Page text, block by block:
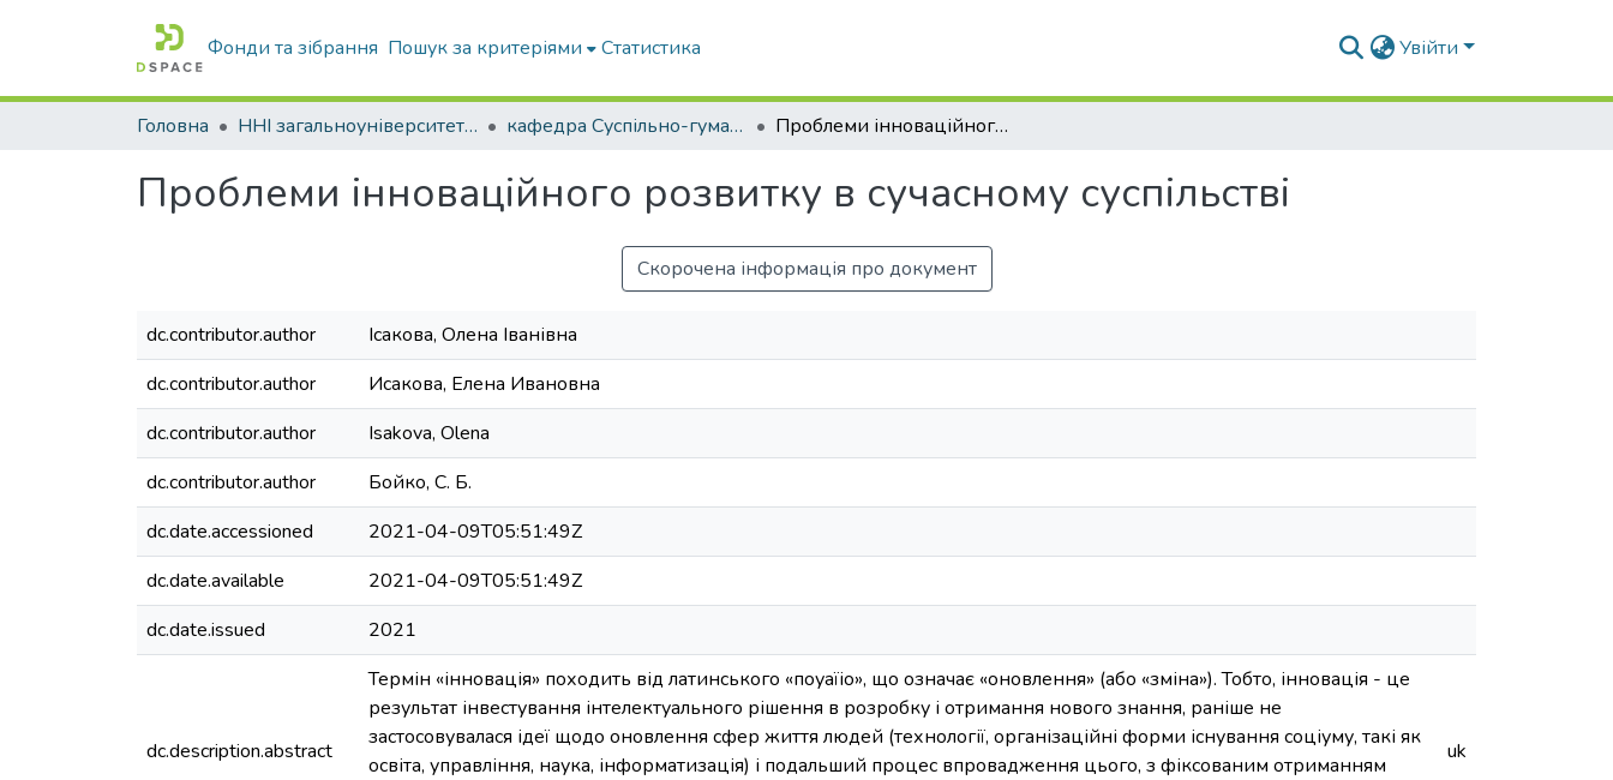
Фонди та зібрання Пошук за критеріями Статистика Увійти
Головна ННІ загальноуніверситетської підготовки кафедра Суспільно-гуманітарні науки Проблеми інноваційного розвитку в сучасному суспільстві
Проблеми інноваційного розвитку в сучасному суспільстві
Скорочена інформація про документ
dc.contributor.author
Ісакова, Олена Іванівна
dc.contributor.author
Исакова, Елена Ивановна
dc.contributor.author
Isakova, Olena
dc.contributor.author
Бойко, С. Б.
dc.date.accessioned
2021-04-09T05:51:49Z
dc.date.available
2021-04-09T05:51:49Z
dc.date.issued
2021
dc.description.abstract
Термін «інновація» походить від латинського «поуаїіо», що означає «оновлення» (або «зміна»). Тобто, інновація - це
результат інвестування інтелектуального рішення в розробку і отримання нового знання, раніше не
застосовувалася ідеї щодо оновлення сфер життя людей (технології, організаційні форми існування соціуму, такі як
освіта, управління, наука, інформатизація) і подальший процес впровадження цього, з фіксованим отриманням
uk